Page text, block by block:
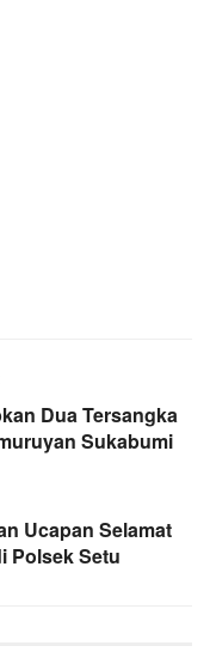
Dua Tersangka
Sukabumi
Ucapan Selamat
Polsek Setu